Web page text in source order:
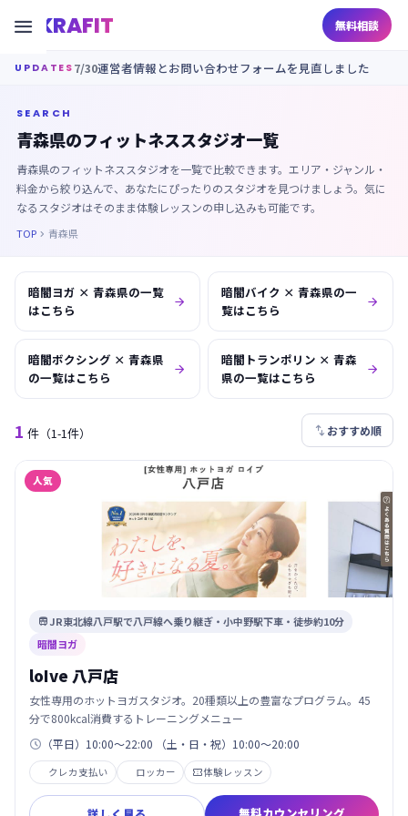
KRAFIT 無料相談

UPDATES 7/30運営者情報とお問い合わせフォームを見直しました
SEARCH
青森県のフィットネススタジオ一覧
青森県のフィットネススタジオを一覧で比較できます。エリア・ジャンル・
料金から絞り込んで、あなたにぴったりのスタジオを見つけましょう。気に
なるスタジオはそのまま体験レッスンの申し込みも可能です。
TOP  青森県
暗闇ヨガ × 青森県の一覧
はこちら

暗闇バイク × 青森県の一
覧はこちら

暗闇ボクシング × 青森県
の一覧はこちら

暗闇トランポリン × 青森
県の一覧はこちら

1 件 （1-1件）  おすすめ順
人気
 JR東北線八戸駅で八戸線へ乗り継ぎ・小中野駅下車・徒歩約10分
暗闇ヨガ
loIve 八戸店
女性専用のホットヨガスタジオ。20種類以上の豊富なプログラム。45
分で800kcal消費するトレーニングメニュー
 （平日）10:00～22:00 （土・日・祝）10:00～20:00
クレカ支払い ロッカー 体験レッスン